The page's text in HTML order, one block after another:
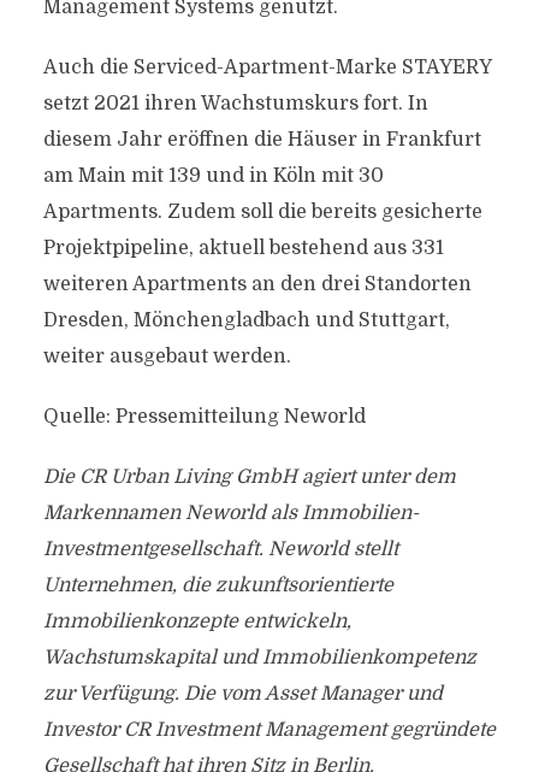
Management Systems genutzt.
Auch die Serviced-Apartment-Marke STAYERY
setzt 2021 ihren Wachstumskurs fort. In
diesem Jahr eröffnen die Häuser in Frankfurt
am Main mit 139 und in Köln mit 30
Apartments. Zudem soll die bereits gesicherte
Projektpipeline, aktuell bestehend aus 331
weiteren Apartments an den drei Standorten
Dresden, Mönchengladbach und Stuttgart,
weiter ausgebaut werden.
Quelle: Pressemitteilung Neworld
Die CR Urban Living GmbH agiert unter dem
Markennamen Neworld als Immobilien-
Investmentgesellschaft. Neworld stellt
Unternehmen, die zukunftsorientierte
Immobilienkonzepte entwickeln,
Wachstumskapital und Immobilienkompetenz
zur Verfügung. Die vom Asset Manager und
Investor CR Investment Management gegründete
Gesellschaft hat ihren Sitz in Berlin.